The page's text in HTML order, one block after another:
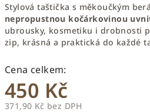
Stylová taštička s měkoučkým
nepropustnou kočárkovinou
ubrousky, kosmetiku i drobnosti
zip, krásná a praktická do každé
450 Kč
371,90 Kč bez DPH